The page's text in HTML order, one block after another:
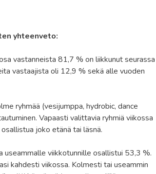
yhteenveto:
vastanneista 81,7 % on liikkunut seurassa
vastaajista oli 12,9 % sekä alle vuoden
ryhmää (vesijumppa, hydrobic, dance
Vapaasti valittavia ryhmiä viikossa
joko etänä tai läsnä.
useammalle viikkotunnille osallistui 53,3 %.
kahdesti viikossa. Kolmesti tai useammin